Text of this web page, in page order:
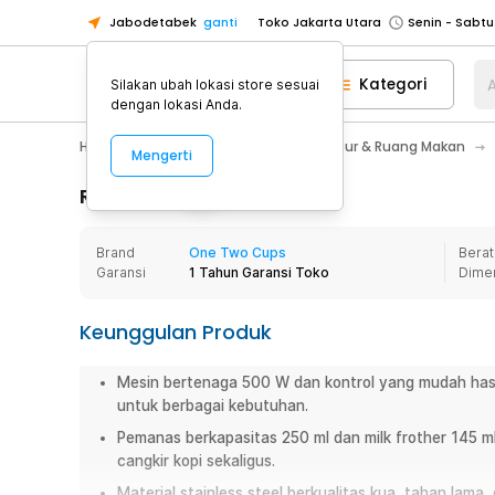
Jabodetabek ganti Toko Jakarta Utara
Toko Tangerang
Toko Cikupa
Pick n Go Jakarta Barat
Senin -
Pick n Go Bekasi
Senin - Jumat
Senin - Jumat
Senin -
Toko Jakarta Barat
Senin -
Toko Tangerang
Pick n Go Jakarta Barat
Senin -
Senin - Jumat
Pick n Go Depok
Kategori
Home Appliance Perlengkapan Dapur & Ruang Makan
Rincian Produk
Brand
One Two Cups
Garansi
1 Tahun Garansi Toko
Keunggulan Produk
Mesin bertenaga 500 W dan kontrol yang mudah
untuk berbagai kebutuhan.
Pemanas berkapasitas 250 ml dan milk frother 145
cangkir kopi sekaligus.
Silakan ubah lokasi store sesuai
dengan lokasi Anda.
Mengerti